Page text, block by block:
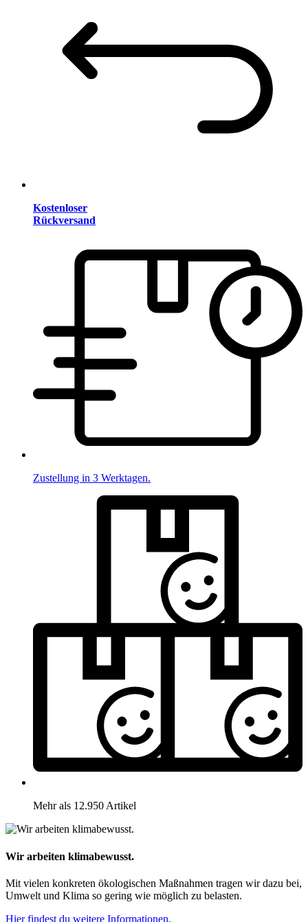
Kostenloser
Rückversand
Zustellung in 3 Werktagen.
Mehr als 12.950 Artikel
Wir arbeiten klimabewusst.
Mit vielen konkreten ökologischen Maßnahmen tragen wir dazu bei,
Umwelt und Klima so gering wie möglich zu belasten.
Hier findest du weitere Informationen.